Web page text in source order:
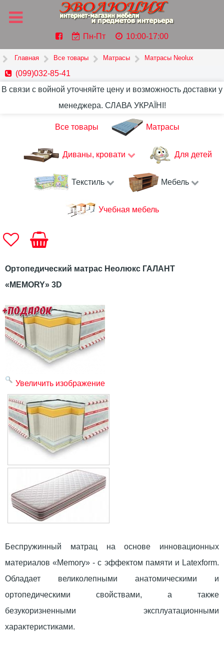
Пн-Пт 10:00-17:00
Главная Все товары Матрасы Матрасы Neolux
(099)032-85-41
В связи с войной уточняйте цену и возможность доставки у
менеджера. СЛАВА УКРАЇНІ!
Все товары Матрасы
Диваны, кровати Для детей
Текстиль Мебель
Учебная мебель
Ортопедический матрас Неолюкс ГАЛАНТ
«MEMORY» 3D
Увеличить изображение
Беспружинный матрац на основе инновационных
материалов «Memory» - с эффектом памяти и Latexform.
Обладает великолепными анатомическими и
ортопедическими свойствами, а также
безукоризненными эксплуатационными
характеристиками.